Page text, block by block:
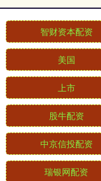
智财资本配资
美国
上市
股牛配资
中京信投配资
瑞银网配资